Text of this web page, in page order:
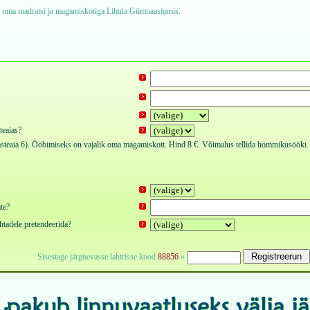
madratsi ja magamiskotiga Lihula Gümnaasiumis.
6). Ööbimiseks on vajalik oma magamiskott. Hind 8 €. Võimalus tellida
pretendeerida?
Sisestage järgnevasse lahtrisse kood88856 »